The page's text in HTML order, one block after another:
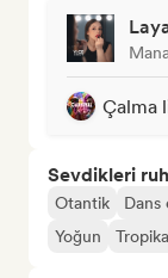
Çalma
Sevdikleri
Otantik Dans
Yoğun